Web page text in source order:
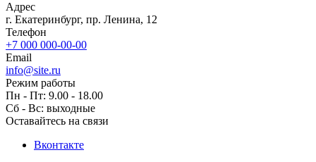
Адрес
г. Екатеринбург, пр. Ленина, 12
Телефон
+7 000 000-00-00
Email
info@site.ru
Режим работы
Пн - Пт: 9.00 - 18.00
Сб - Вс: выходные
Оставайтесь на связи
Вконтакте